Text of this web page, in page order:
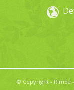
© Copyright - Rimba -